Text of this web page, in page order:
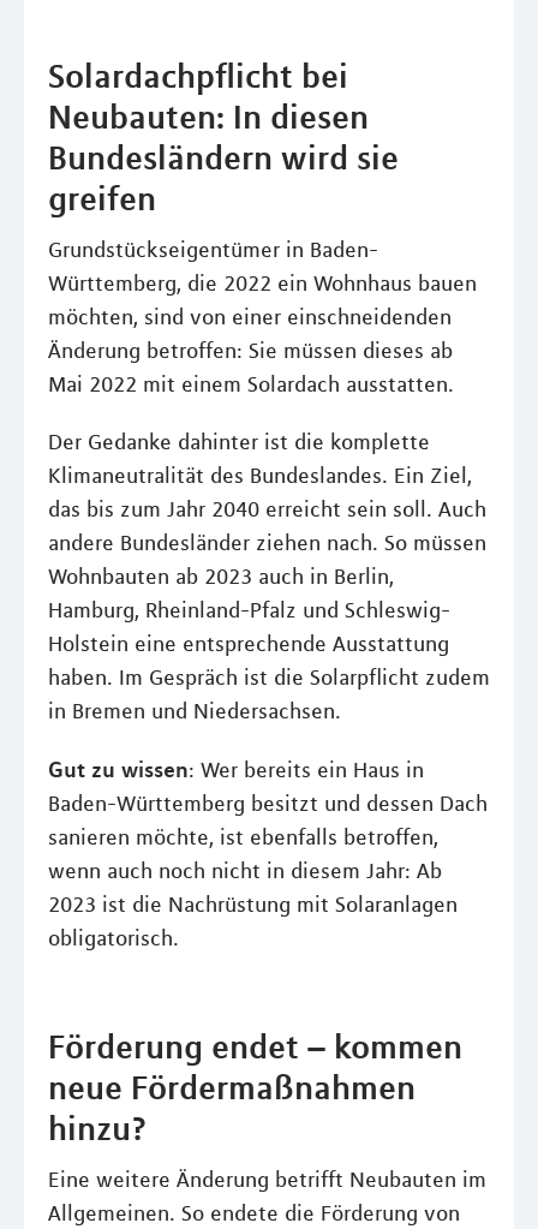
Solardachpflicht bei
Neubauten: In diesen
Bundesländern wird sie
greifen
Grundstückseigentümer in Baden-
Württemberg, die 2022 ein Wohnhaus bauen
möchten, sind von einer einschneidenden
Änderung betroffen: Sie müssen dieses ab
Mai 2022 mit einem Solardach ausstatten.
Der Gedanke dahinter ist die komplette
Klimaneutralität des Bundeslandes. Ein Ziel,
das bis zum Jahr 2040 erreicht sein soll. Auch
andere Bundesländer ziehen nach. So müssen
Wohnbauten ab 2023 auch in Berlin,
Hamburg, Rheinland-Pfalz und Schleswig-
Holstein eine entsprechende Ausstattung
haben. Im Gespräch ist die Solarpflicht zudem
in Bremen und Niedersachsen.
Gut zu wissen: Wer bereits ein Haus in
Baden-Württemberg besitzt und dessen Dach
sanieren möchte, ist ebenfalls betroffen,
wenn auch noch nicht in diesem Jahr: Ab
2023 ist die Nachrüstung mit Solaranlagen
obligatorisch.
Förderung endet – kommen
neue Fördermaßnahmen
hinzu?
Eine weitere Änderung betrifft Neubauten im
Allgemeinen. So endete die Förderung von